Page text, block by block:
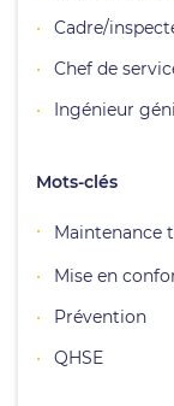
Cadre/
Chef de
Ingénieur
Mots-clés
Maintenance
Mise en
Prévention
QHSE